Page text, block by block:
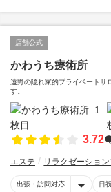
店舗公式
かわうち療術所
遠野の隠れ家的プライベートサ
す。
3.72
エステ リラクゼーショ
出張・訪問対応 日